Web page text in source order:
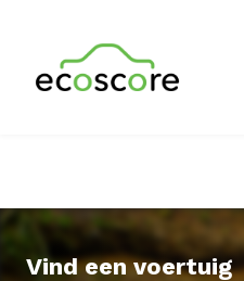
Vind een voertuig